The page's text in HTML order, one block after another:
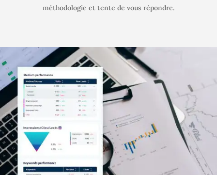
méthodologie et tente de vous répondre.